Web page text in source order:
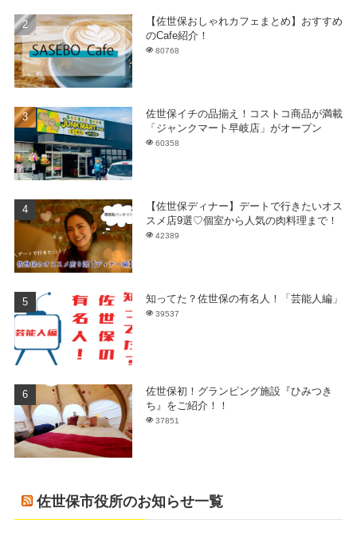
【佐世保おしゃれカフェまとめ】おすすめ
のCafe紹介！
80768
佐世保イチの品揃え！コストコ商品が満載
「ジャンクマート早岐店」がオープン
60358
【佐世保ディナー】デートで行きたいオス
スメ店9選♡個室から人気の肉料理まで！
42389
知ってた？佐世保の有名人！「芸能人編」
39537
佐世保初！グランピング施設『ひみつき
ち』をご紹介！！
37851
佐世保市役所のお知らせ一覧